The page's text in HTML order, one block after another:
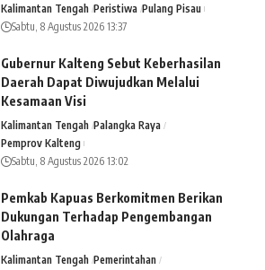
Kalimantan Tengah Peristiwa Pulang Pisau
Sabtu, 8 Agustus 2026 13:37
Gubernur Kalteng Sebut Keberhasilan
Daerah Dapat Diwujudkan Melalui
Kesamaan Visi
Kalimantan Tengah Palangka Raya
Pemprov Kalteng
Sabtu, 8 Agustus 2026 13:02
Pemkab Kapuas Berkomitmen Berikan
Dukungan Terhadap Pengembangan
Olahraga
Kalimantan Tengah Pemerintahan